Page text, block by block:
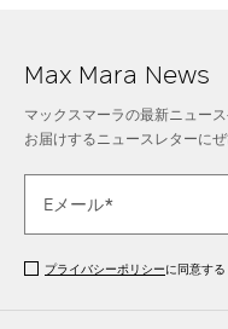
Max Mara News
マックスマーラの最新ニュー
お届けするニュースレターにぜ
プライバシーポリシーに同意する